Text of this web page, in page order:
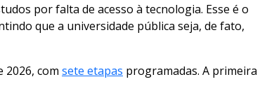
por falta de acesso à tecnologia. Esse é o
que a universidade pública seja, de fato,
com sete etapas programadas. A primeira